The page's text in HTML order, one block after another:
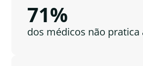
71%
dos médicos não